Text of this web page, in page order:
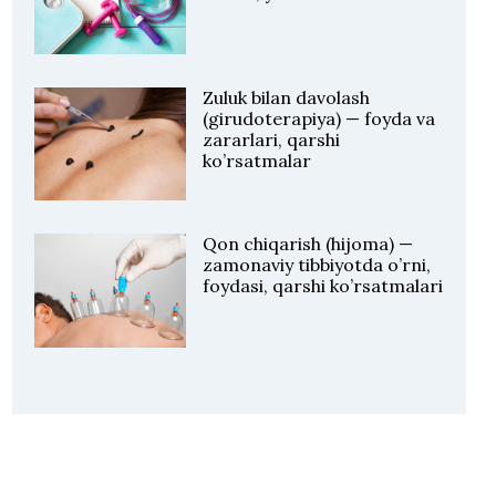
Zuluk bilan davolash
(girudoterapiya) — foyda va
zararlari, qarshi
ko’rsatmalar
Qon chiqarish (hijoma) —
zamonaviy tibbiyotda o’rni,
foydasi, qarshi ko’rsatmalari